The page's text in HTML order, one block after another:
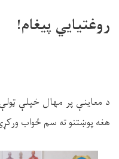
روغتیايي پيغام!
د معاينې پر مهال خپلې
هغه پوښتنو ته سم ځواب